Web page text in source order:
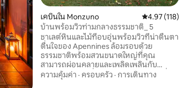
เคบินใน Monzuno คะแนนเฉลี่
4.97 (118)
บ้านพร้อมวิวท่ามกลางธรรมชาติ_ 5
ชาเลต์หินและไม้ที่อบอุ่นพร้อมวิวที่น่าตื่นตา
ตื่นใจของ Apennines ล้อมรอบด้วย
ธรรมชาติพร้อมสวนขนาดใหญ่ที่คุณ
สามารถผ่อนคลายและเพลิดเพลินกับ
พระอาทิตย์ตกที่งดงาม เรายินดีให้เช่าที่พัก
ที่ชั้นล่างซึ่งมีไว้สำหรับเบดแอนด์เบรคฟาสท์
ความคุ้มค่า · ครอบครัว · การเดินทาง